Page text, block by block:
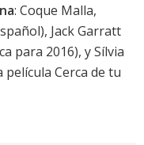
: Coque Malla,
Jack Garratt
para 2016), ySílvia
película Cerca de tu